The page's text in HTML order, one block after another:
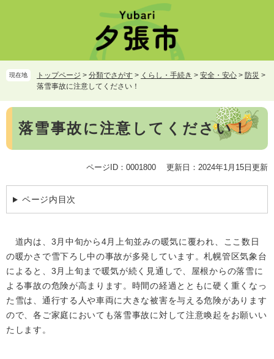
頭
で
飛
ば
て
へ
現在地 トップページ > 分類でさがす > くらし・手続き > 安全・安心 > 防災 >
落雪事故に注意してください！
本
落雪事故に注意してください！
ページID：0001800 更新日：2024年1月15日更新
ページ内目次
道内は、3月中旬から4月上旬並みの暖気に覆われ、ここ数日
の暖かさで雪下ろし中の事故が多発しています。札幌管区気象台
によると、3月上旬まで暖気が続く見通しで、屋根からの落雪に
よる事故の危険が高まります。時間の経過とともに硬く重くなっ
た雪は、通行する人や車両に大きな被害を与える危険があります
ので、各ご家庭においても落雪事故に対して注意喚起をお願いい
たします。